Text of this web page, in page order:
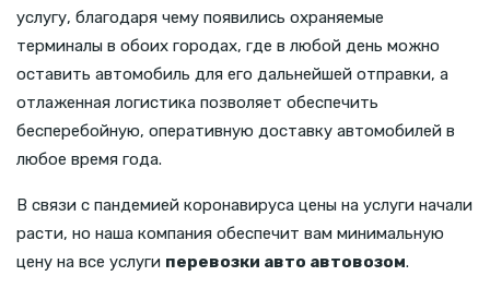
услугу, благодаря чему появились охраняемые
терминалы в обоих городах, где в любой день можно
оставить автомобиль для его дальнейшей отправки, а
отлаженная логистика позволяет обеспечить
бесперебойную, оперативную доставку автомобилей в
любое время года.
В связи с пандемией коронавируса цены на услуги начали
расти, но наша компания обеспечит вам минимальную
цену на все услуги перевозки авто автовозом.